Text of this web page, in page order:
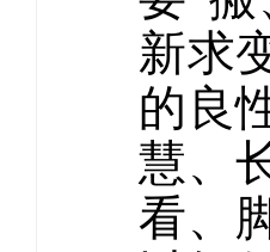
新求
的良
慧、
看、